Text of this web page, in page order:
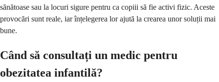
sănătoase sau la locuri sigure pentru ca copiii să fie activi fizic. Aceste
provocări sunt reale, iar înțelegerea lor ajută la crearea unor soluții mai
bune.
Când să consultați un medic pentru
obezitatea infantilă?